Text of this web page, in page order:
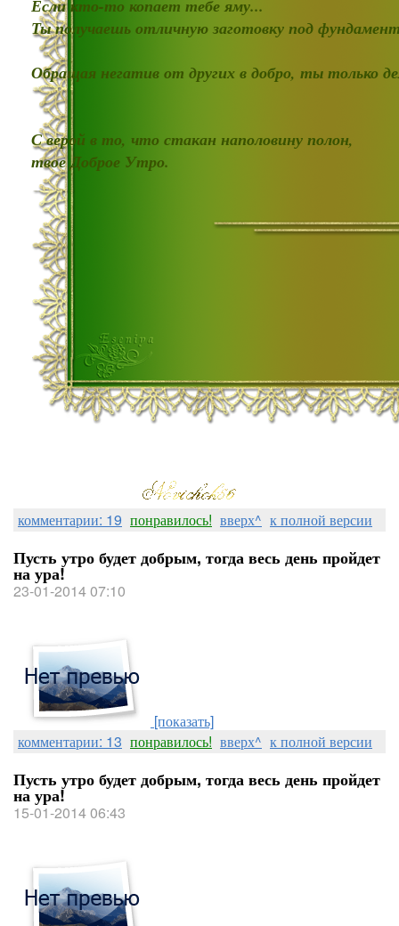
Если кто-то копает тебе яму...
Ты получаешь отличную заготовку под
Обращая негатив от других в добро, ты только
С верой в то, что стакан наполовину полон,
твое Доброе Утро.
комментарии: 19 понравилось! вверх^ к полной версии
Пусть утро будет добрым, тогда весь день пройдет
на ура!
23-01-2014 07:10
[показать]
комментарии: 13 понравилось! вверх^ к полной версии
Пусть утро будет добрым, тогда весь день пройдет
на ура!
15-01-2014 06:43